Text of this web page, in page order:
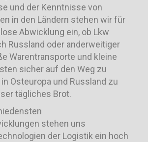
und der Kenntnisse von
in den Ländern stehen wir für
Abwicklung ein, ob Lkw
Russland oder anderweitiger
Warentransporte und kleine
sicher auf den Weg zu
Osteuropa und Russland zu
tägliches Brot.
stehen uns
der Logistik ein hoch